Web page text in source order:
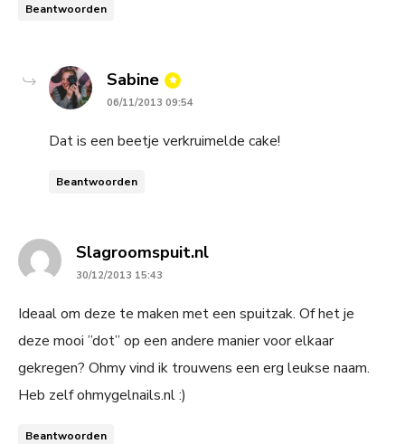
Beantwoorden
Sabine says:
06/11/2013 09:54
Dat is een beetje verkruimelde cake!
Beantwoorden
Slagroomspuit.nlsays:
30/12/2013 15:43
Ideaal om deze te maken met een spuitzak. Of het je
deze mooi ”dot” op een andere manier voor elkaar
gekregen? Ohmy vind ik trouwens een erg leukse naam.
Heb zelf ohmygelnails.nl :)
Beantwoorden